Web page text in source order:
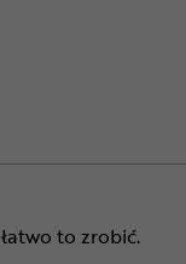
to zrobić.